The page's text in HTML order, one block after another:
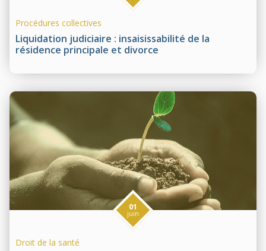
Liquidation judiciaire : insaisissabilité de la
résidence principale et divorce
Procédures collectives
01
juin
Droit de la santé